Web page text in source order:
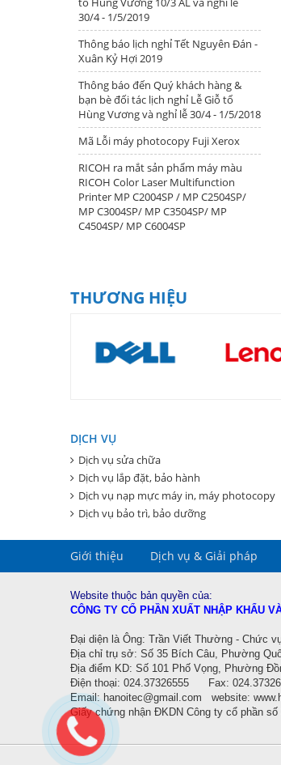
30/4 - 1/5/2019
Thông báo lịch nghỉ Tết Nguyên Đán -
Xuân Kỷ Hợi 2019
Thông báo đến Quý khách hàng &
bạn bè đối tác lịch nghỉ Lễ Giỗ tổ
Hùng Vương và nghỉ lễ 30/4 - 1/5/2018
Mã Lỗi máy photocopy Fuji Xerox
RICOH ra mắt sản phẩm máy màu
RICOH Color Laser Multifunction
Printer MP C2004SP / MP C2504SP/
MP C3004SP/ MP C3504SP/ MP
C4504SP/ MP C6004SP
THƯƠNG HIỆU
DỊCH VỤ
Dịch vụ sửa chữa
Dịch vụ lắp đặt, bảo hành
Dịch vụ nạp mực máy in, máy photocopy
Dịch vụ bảo trì, bảo dưỡng
Giới thiệu Dịch vụ & Giải pháp
Website thuộc bản quyền của:
CÔNG TY CỔ PHẦN XUẤT NHẬP KHẨU
Đại diện là Ông: Trần Viết Thường - Chức
Địa chỉ trụ sở: Số 35 Bích Câu, Phường
Địa điểm KD: Số 101 Phố Vọng, Phường
Điện thoại: 024.37326555 Fax:
Email: hanoitec@gmail.com website:
Giấy chứng nhận ĐKDN Công ty cổ phần số